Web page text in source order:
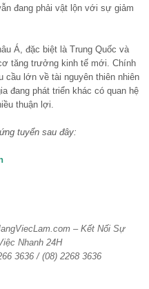
đang phải vật lộn với sự giảm
Á, đặc biệt là Trung Quốc và
tăng trưởng kinh tế mới. Chính
cầu lớn về tài nguyên thiên nhiên
đang phát triển khác có quan hệ
thuận lợi.
tuyển sau đây:
– Kết Nối Sự
Nhanh 24H
3636 / (08) 2268 3636